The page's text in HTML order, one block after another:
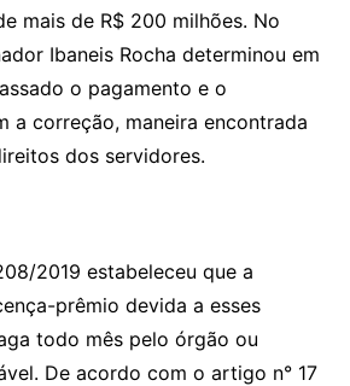
mais de R$ 200 milhões. No
Ibaneis Rocha determinou em
o pagamento e o
a correção, maneira encontrada
dos servidores.
2019 estabeleceu que a
prêmio devida a esses
todo mês pelo órgão ou
De acordo com o artigo n° 17